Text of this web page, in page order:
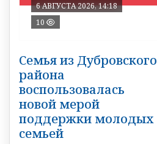
6 АВГУСТА 2026, 14:18
10
Семья из Дубровского
района
воспользовалась
новой мерой
поддержки молодых
семьей